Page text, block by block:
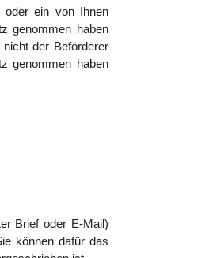
oder ein von Ihnen
genommen haben
der Beförderer
genommen haben
Brief oder E-Mail)
können dafür das